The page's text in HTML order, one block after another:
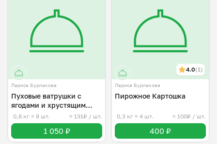
Лариса Бурлакова
Пуховые ватрушки с
ягодами и хрустящим
штрейзелем
0,8 кг ≈ 8 шт. ≈ 131₽ / шт.
1 050 ₽
4.0(1)
Лариса Бурлакова
Пирожное Картошка
0,3 кг ≈ 4 шт. ≈ 100₽ / шт.
400 ₽